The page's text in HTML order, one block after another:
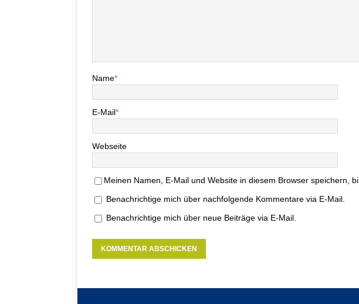
Name*
E-Mail*
Webseite
Meinen Namen, E-Mail und Website in diesem Browser speichern,
Benachrichtige mich über nachfolgende Kommentare via E-Mail.
Benachrichtige mich über neue Beiträge via E-Mail.